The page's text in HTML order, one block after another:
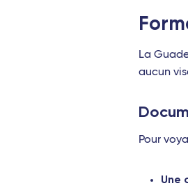
La
aucun
Pour
Une